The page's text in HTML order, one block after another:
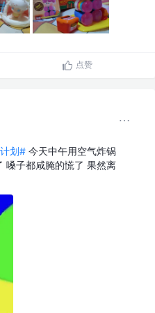
点赞
划# 今天中午用空气炸锅
嗓子都咸腌的慌了 果然离